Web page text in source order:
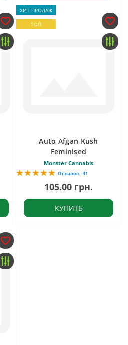
ХИТ ПРОДАЖ
ТОП
Auto Afgan Kush
Feminised
Monster Cannabis
Отзывов - 41
105.00 грн.
КУПИТЬ